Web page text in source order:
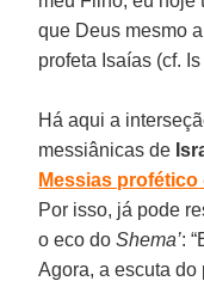
que Deus mesmo
profeta Isaías (cf.
Há aqui a
messiânicas de
Messias profético
Por isso, já pode
o eco doShema’:
Agora, a escuta